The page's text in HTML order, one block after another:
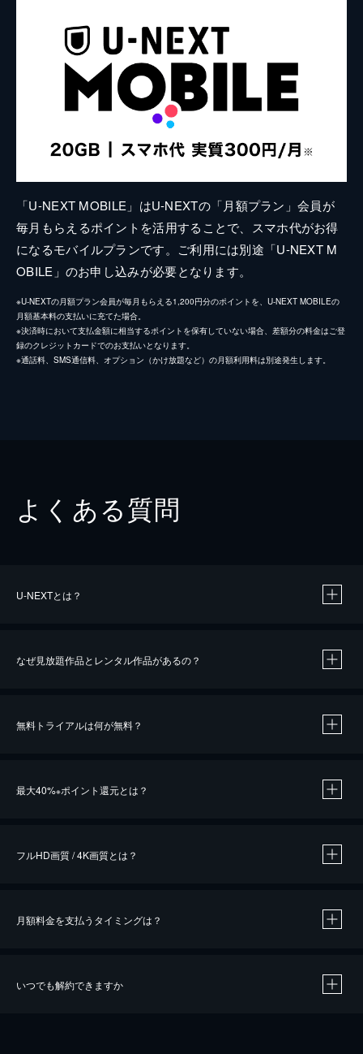
「U-NEXT MOBILE」はU-NEXTの「月額プラン」会員が
毎月もらえるポイントを活用することで、スマホ代がお得
になるモバイルプランです。ご利用には別途「U-NEXT M
OBILE」のお申し込みが必要となります。
※U-NEXTの月額プラン会員が毎月もらえる1,200円分のポイントを、U-NEXT MOBILEの
月額基本料の支払いに充てた場合。
※決済時において支払金額に相当するポイントを保有していない場合、差額分の料金はご登
録のクレジットカードでのお支払いとなります。
※通話料、SMS通信料、オプション（かけ放題など）の月額利用料は別途発生します。
よくある質問
U-NEXTとは？
なぜ見放題作品とレンタル作品があるの？
無料トライアルは何が無料？
最大40%※ポイント還元とは？
※40％ポイント還元の対象は、クレジットカード決済による作品の購入 / レンタルです。
フルHD画質 / 4K画質とは？
月額料金を支払うタイミングは？
いつでも解約できますか